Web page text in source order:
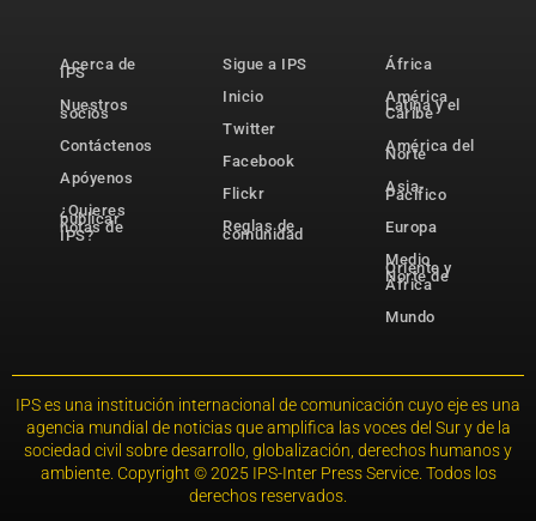
Acerca de
IPS
Nuestros
socios
Contáctenos
Apóyenos
¿Quieres
publicar
notas de
IPS?
Sigue a IPS
Inicio
Twitter
Facebook
Flickr
Reglas de
comunidad
África
América
Latina y el
Caribe
América del
Norte
Asia-
Pacífico
Europa
Medio
Oriente y
Norte de
África
Mundo
IPS es una institución internacional de comunicación cuyo eje es una
agencia mundial de noticias que amplifica las voces del Sur y de la
sociedad civil sobre desarrollo, globalización, derechos humanos y
ambiente. Copyright © 2025 IPS-Inter Press Service. Todos los
derechos reservados.